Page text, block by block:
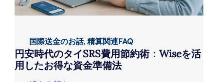
国際送金のお話,精算関連FAQ
円安時代のタイSRS費用節約術：Wiseを活
用したお得な資金準備法